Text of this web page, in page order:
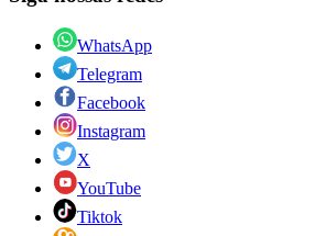
WhatsApp
Telegram
Facebook
Instagram
X
YouTube
Tiktok